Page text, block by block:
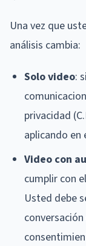
Una vez que
análisis cambia:
Solo video:
privacidad
aplicando en
Video con
cumplir con
Usted debe